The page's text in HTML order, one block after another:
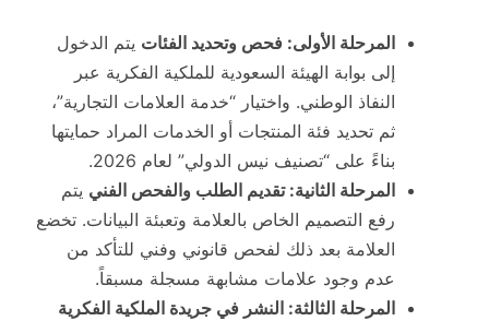
المرحلة الأولى: فحص وتحديد الفئات يتم الدخول
إلى بوابة الهيئة السعودية للملكية الفكرية عبر
النفاذ الوطني. واختيار “خدمة العلامات التجارية”،
ثم تحديد فئة المنتجات أو الخدمات المراد حمايتها
بناءً على “تصنيف نيس الدولي” لعام 2026.
المرحلة الثانية: تقديم الطلب والفحص الفني يتم
رفع التصميم الخاص بالعلامة وتعبئة البيانات. تخضع
العلامة بعد ذلك لفحص قانوني وفني للتأكد من
عدم وجود علامات مشابهة مسجلة مسبقاً.
المرحلة الثالثة: النشر في جريدة الملكية الفكرية